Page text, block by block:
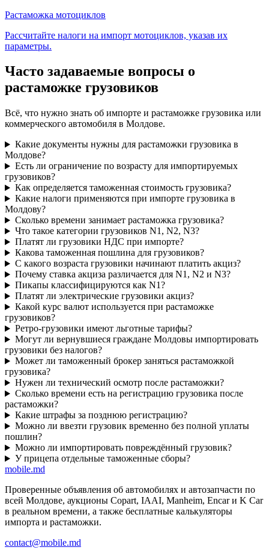
Растаможка мотоциклов
Рассчитайте налоги на импорт мотоциклов, указав их
параметры.
Часто задаваемые вопросы о
растаможке грузовиков
Всё, что нужно знать об импорте и растаможке грузовика или
коммерческого автомобиля в Молдове.
Какие документы нужны для растаможки грузовика в
Молдове?
Есть ли ограничение по возрасту для импортируемых
грузовиков?
Как определяется таможенная стоимость грузовика?
Какие налоги применяются при импорте грузовика в
Молдову?
Сколько времени занимает растаможка грузовика?
Что такое категории грузовиков N1, N2, N3?
Платят ли грузовики НДС при импорте?
Какова таможенная пошлина для грузовиков?
С какого возраста грузовики начинают платить акциз?
Почему ставка акциза различается для N1, N2 и N3?
Пикапы классифицируются как N1?
Платят ли электрические грузовики акциз?
Какой курс валют используется при растаможке
грузовиков?
Ретро-грузовики имеют льготные тарифы?
Могут ли вернувшиеся граждане Молдовы импортировать
грузовики без налогов?
Может ли таможенный брокер заняться растаможкой
грузовика?
Нужен ли технический осмотр после растаможки?
Сколько времени есть на регистрацию грузовика после
растаможки?
Какие штрафы за позднюю регистрацию?
Можно ли ввезти грузовик временно без полной уплаты
пошлин?
Можно ли импортировать повреждённый грузовик?
У прицепа отдельные таможенные сборы?
mobile.md
Проверенные объявления об автомобилях и автозапчасти по
всей Молдове, аукционы Copart, IAAI, Manheim, Encar и K Car
в реальном времени, а также бесплатные калькуляторы
импорта и растаможки.
contact@mobile.md